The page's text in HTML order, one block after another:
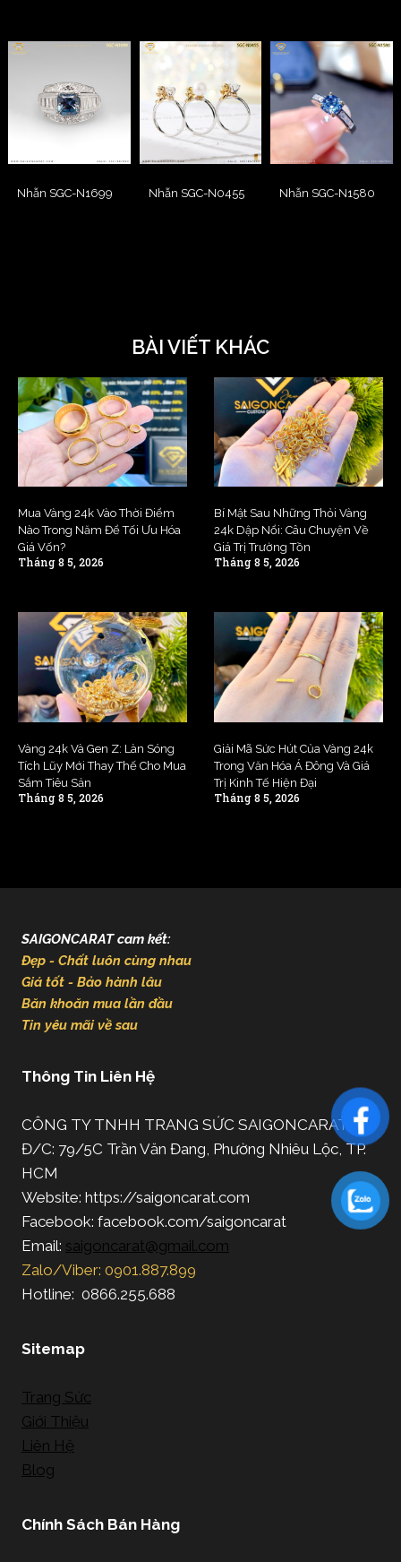
Nhẫn SGC-N1699 Nhẫn SGC-N0455 Nhẫn SGC-N1580
BÀI VIẾT KHÁC
Mua Vàng 24k Vào Thời Điểm
Nào Trong Năm Để Tối Ưu Hóa
Giá Vốn?
Tháng 8 5, 2026
Bí Mật Sau Những Thỏi Vàng
24k Dập Nổi: Câu Chuyện Về
Giá Trị Trường Tồn
Tháng 8 5, 2026
Vàng 24k Và Gen Z: Làn Sóng
Tích Lũy Mới Thay Thế Cho Mua
Sắm Tiêu Sản
Tháng 8 5, 2026
Giải Mã Sức Hút Của Vàng 24k
Trong Văn Hóa Á Đông Và Giá
Trị Kinh Tế Hiện Đại
Tháng 8 5, 2026
SAIGONCARAT cam kết:
Đẹp - Chất luôn cùng nhau
Giá tốt - Bảo hành lâu
Băn khoăn mua lần đầu
Tin yêu mãi về sau
Thông Tin Liên Hệ
CÔNG TY TNHH TRANG SỨC SAIGONCARAT
Đ/C: 79/5C Trần Văn Đang, Phường Nhiêu Lộc, TP.
HCM
Website: https://saigoncarat.com
Facebook: facebook.com/saigoncarat
Email: saigoncarat@gmail.com
Zalo/Viber: 0901.887.899
Hotline: 0866.255.688
Sitemap
Trang Sức
Giới Thiệu
Liên Hệ
Blog
Chính Sách Bán Hàng